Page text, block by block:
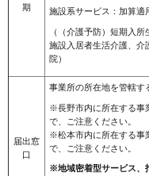
期
施設系サービス：加算適
（（介護予防）短期入
施設入居者生活介護、介
院）
届出窓
口
事業所の所在地を管轄す
※長野市内に所在する事
で、ご注意ください。
※松本市内に所在する事
で、ご注意ください。
※地域密着型サービス、